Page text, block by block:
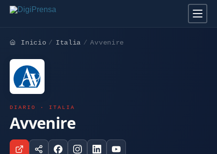
Inicio Italia Avvenire
DIARIO · ITALIA
Avvenire